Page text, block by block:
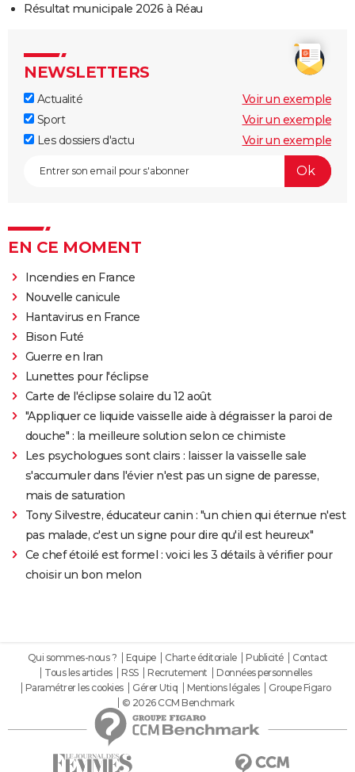
Résultat municipale 2026 à Réau
NEWSLETTERS
Actualité
Voir un exemple
Sport
Voir un exemple
Les dossiers d'actu
Voir un exemple
EN CE MOMENT
Incendies en France
Nouvelle canicule
Hantavirus en France
Bison Futé
Guerre en Iran
Lunettes pour l'éclipse
Carte de l'éclipse solaire du 12 août
"Appliquer ce liquide vaisselle aide à dégraisser la paroi de
douche" : la meilleure solution selon ce chimiste
Les psychologues sont clairs : laisser la vaisselle sale
s'accumuler dans l'évier n'est pas un signe de paresse,
mais de saturation
Tony Silvestre, éducateur canin : "un chien qui éternue n'est
pas malade, c'est un signe pour dire qu'il est heureux"
Ce chef étoilé est formel : voici les 3 détails à vérifier pour
choisir un bon melon
Qui sommes-nous ? Equipe Charte éditoriale Publicité
Contact
Tous les articles
RSS Recrutement
Données personnelles
Paramétrer les cookies
Gérer Utiq Mentions légales
Groupe Figaro
© 2026 CCM Benchmark